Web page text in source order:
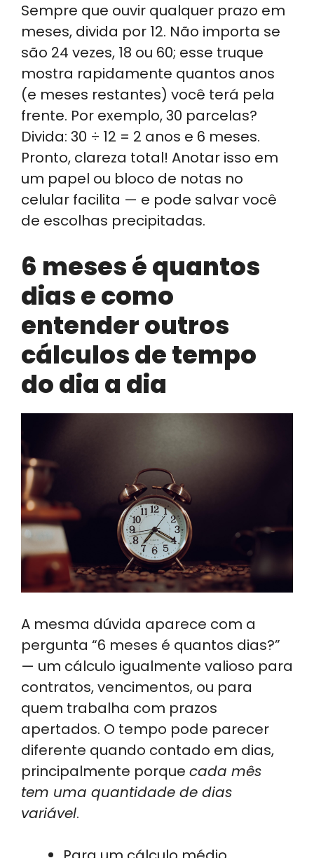
Sempre que ouvir qualquer prazo em
meses, divida por 12. Não importa se
são 24 vezes, 18 ou 60; esse truque
mostra rapidamente quantos anos
(e meses restantes) você terá pela
frente. Por exemplo, 30 parcelas?
Divida: 30 ÷ 12 = 2 anos e 6 meses.
Pronto, clareza total! Anotar isso em
um papel ou bloco de notas no
celular facilita — e pode salvar você
de escolhas precipitadas.
6 meses é quantos
dias e como
entender outros
cálculos de tempo
do dia a dia
A mesma dúvida aparece com a
pergunta “6 meses é quantos dias?”
— um cálculo igualmente valioso para
contratos, vencimentos, ou para
quem trabalha com prazos
apertados. O tempo pode parecer
diferente quando contado em dias,
principalmente porque cada mês
tem uma quantidade de dias
variável.